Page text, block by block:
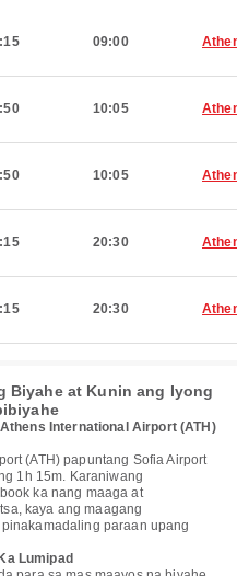
09:00
10:05
10:05
20:30
20:30
Biyahe at Kunin ang Iyong
International Airport (ATH)
(ATH) papuntang Sofia Airport
1h 15m. Karaniwang
ka nang maaga at
kaya ang maagang
paraan upang
Lumipad